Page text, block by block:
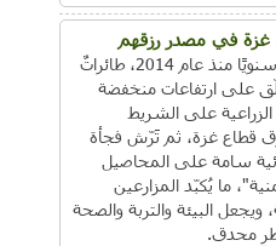
غزة في مصدر رزقهم
مشهد يتكرر سنويًا منذ عام 2014، طائراتٌ
على ارتفاعات منخفضة
على الشريط
قطاع غزة، ثم تَرّش فجأة
سامة على المحاصيل
ما يُكبّد المزارعين
البيئة والتربة والصحة
محدق.